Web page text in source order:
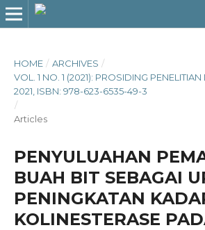
HOME / ARCHIVES /
VOL. 1 NO. 1 (2021): PROSIDING
2021, ISBN: 978-623-6535-49-3
/
Articles
PENYULUAHAN
BUAH BIT SEBAGAI
PENINGKATAN
KOLINESTERASE